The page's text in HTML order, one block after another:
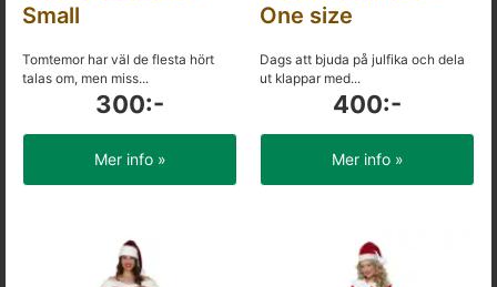
Small
Tomtemor har väl de flesta hört
talas om, men miss...
300:-
Mer info »
One size
Dags att bjuda på julfika och dela
ut klappar med...
400:-
Mer info »